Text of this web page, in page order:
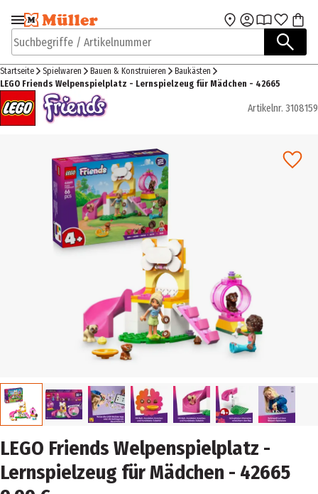
Zur Navigation
springen
Zum Hauptinhalt
Suchbegriffe / Artikelnummer
Startseite Spielwaren Bauen & Konstruieren
Baukästen
LEGO Friends Welpenspielplatz - Lernspielzeug für Mädchen - 42665
Artikelnr. 3108159
LEGO Friends Welpenspielplatz -
Lernspielzeug für Mädchen - 42665